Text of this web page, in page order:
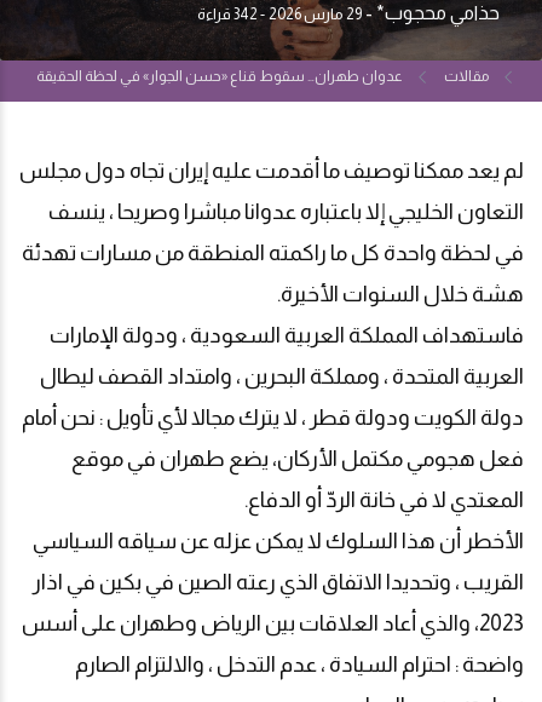
حذامي محجوب* - 29 مارس 2026 - 342 قراءة
مقالات عدوان طهران… سقوط قناع «حسن الجوار» في لحظة الحقيقة
لم يعد ممكنا توصيف ما أقدمت عليه إيران تجاه دول مجلس
التعاون الخليجي إلا باعتباره عدوانا مباشرا وصريحا ، ينسف
في لحظة واحدة كل ما راكمته المنطقة من مسارات تهدئة
هشة خلال السنوات الأخيرة.
فاستهداف المملكة العربية السعودية ، ودولة الإمارات
العربية المتحدة ، ومملكة البحرين ، وامتداد القصف ليطال
دولة الكويت ودولة قطر ، لا يترك مجالا لأي تأويل : نحن أمام
فعل هجومي مكتمل الأركان، يضع طهران في موقع
المعتدي لا في خانة الردّ أو الدفاع.
الأخطر أن هذا السلوك لا يمكن عزله عن سياقه السياسي
القريب ، وتحديدا الاتفاق الذي رعته الصين في بكين في اذار
2023، والذي أعاد العلاقات بين الرياض وطهران على أسس
واضحة : احترام السيادة ، عدم التدخل ، والالتزام الصارم